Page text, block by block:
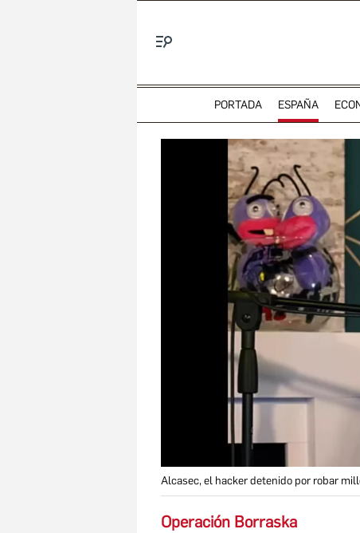
PORTADA ESPAÑA
Alcasec, el hacker detenido por robar
Operación Borraska